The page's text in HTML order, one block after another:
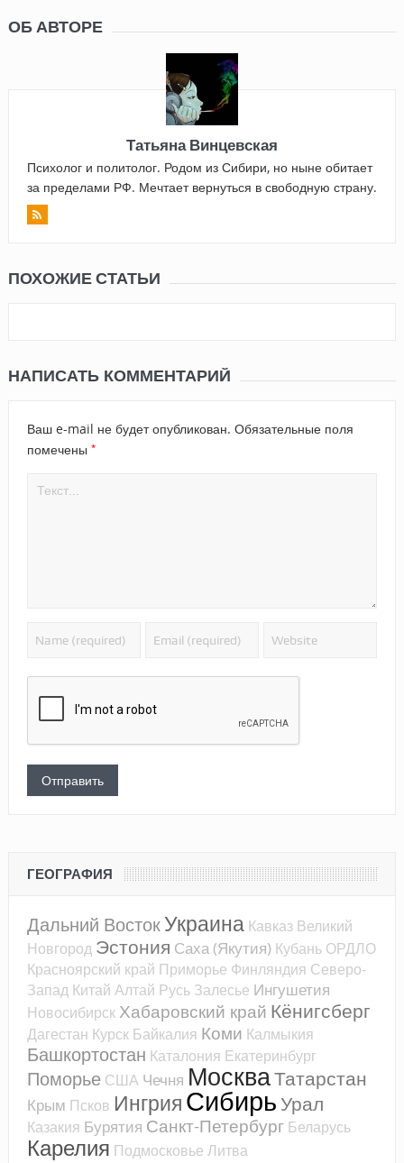
ОБ АВТОРЕ
Татьяна Винцевская
Психолог и политолог. Родом из Сибири, но ныне обитает
за пределами РФ. Мечтает вернуться в свободную страну.
ПОХОЖИЕ СТАТЬИ
НАПИСАТЬ КОММЕНТАРИЙ
Ваш e-mail не будет опубликован. Обязательные поля
помечены *
ГЕОГРАФИЯ
Дальний ВостокУкраина Кавказ Великий
Новгород Эстония Саха (Якутия) Кубань ОРДЛО
Красноярский край Приморье Финляндия Северо-
Запад Китай Алтай Русь Залесье Ингушетия
Новосибирск Хабаровский край Кёнигсберг
Дагестан Курск Байкалия Коми Калмыкия
Башкортостан Каталония Екатеринбург
Поморье США Чечня МоскваТатарстан
Крым Псков ИнгрияСибирь Урал
Казакия Бурятия Санкт-Петербург Беларусь
Карелия Подмосковье Литва